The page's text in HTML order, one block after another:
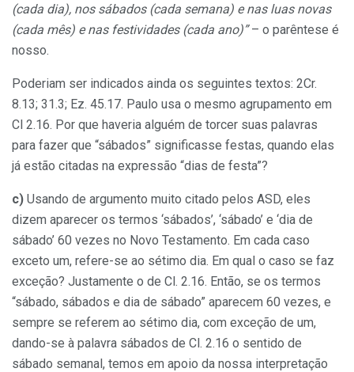
(cada dia), nos sábados (cada semana) e nas luas novas
(cada mês) e nas festividades (cada ano)”– o parêntese é
nosso.
Poderiam ser indicados ainda os seguintes textos: 2Cr.
8.13; 31.3; Ez. 45.17. Paulo usa o mesmo agrupamento em
Cl 2.16. Por que haveria alguém de torcer suas palavras
para fazer que “sábados” significasse festas, quando elas
já estão citadas na expressão “dias de festa”?
c) Usando de argumento muito citado pelos ASD, eles
dizem aparecer os termos ‘sábados’, ‘sábado’ e ‘dia de
sábado’ 60 vezes no Novo Testamento. Em cada caso
exceto um, refere-se ao sétimo dia. Em qual o caso se faz
exceção? Justamente o de Cl. 2.16. Então, se os termos
“sábado, sábados e dia de sábado” aparecem 60 vezes, e
sempre se referem ao sétimo dia, com exceção de um,
dando-se à palavra sábados de Cl. 2.16 o sentido de
sábado semanal, temos em apoio da nossa interpretação